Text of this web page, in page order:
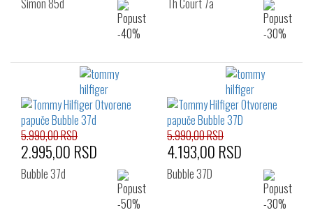
Simon 85d Th Court 7a
5.990,00 RSD
2.995,00 RSD
Bubble 37d
5.990,00 RSD
4.193,00 RSD
Bubble 37D